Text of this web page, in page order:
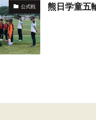
公式戦 熊日学童五